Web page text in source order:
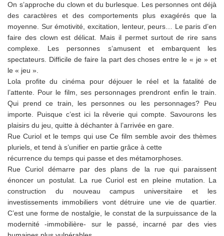
On s’approche du clown et du burlesque. Les personnes ont déjà
des caractères et des comportements plus exagérés que la
moyenne. Sur émotivité, excitation, lenteur, peurs… Le paris d’en
faire des clown est délicat. Mais il permet surtout de rire sans
complexe. Les personnes s’amusent et embarquent les
spectateurs. Difficile de faire la part des choses entre le « je » et
le « jeu ».
Lola profite du cinéma pour déjouer le réel et la fatalité de
l’attente. Pour le film, ses personnages prendront enfin le train.
Qui prend ce train, les personnes ou les personnages? Peu
importe. Puisque c’est ici la rêverie qui compte. Savourons les
plaisirs du jeu, quitte à déchanter à l’arrivée en gare.
Rue Curiol et le temps qui use Ce film semble avoir des thèmes
pluriels, et tend à s’unifier en partie grâce à cette
récurrence du temps qui passe et des métamorphoses.
Rue Curiol démarre par des plans de la rue qui paraissent
énoncer un postulat. La rue Curiol est en pleine mutation. La
construction du nouveau campus universitaire et les
investissements immobiliers vont détruire une vie de quartier.
C’est une forme de nostalgie, le constat de la surpuissance de la
modernité -immobilière- sur le passé, incarné par des vies